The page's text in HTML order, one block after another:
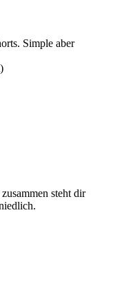
Simple aber
steht dir